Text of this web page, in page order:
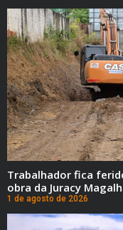
Trabalhador fica
obra da Juracy
1 de agosto de 2026